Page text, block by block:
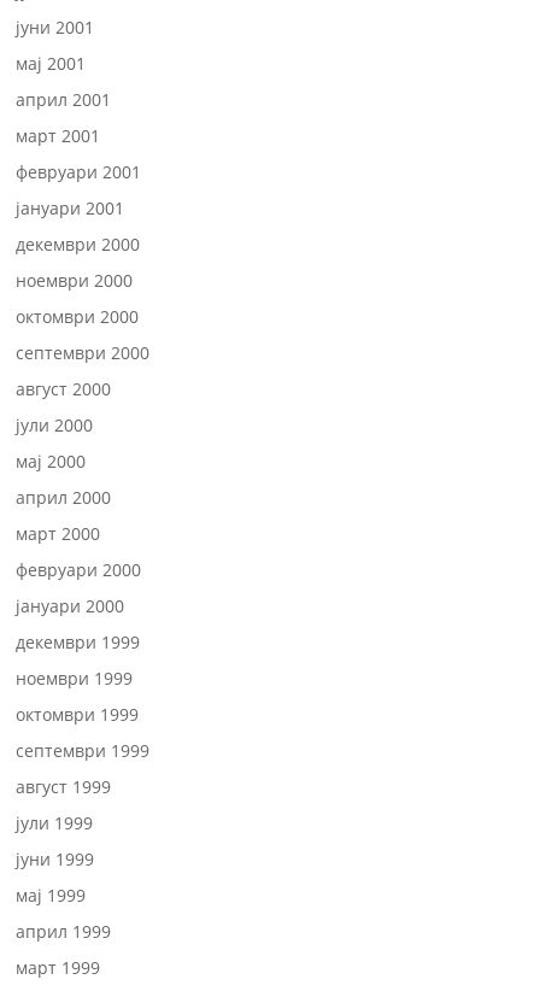
јуни 2001
мај 2001
април 2001
март 2001
февруари 2001
јануари 2001
декември 2000
ноември 2000
октомври 2000
септември 2000
август 2000
јули 2000
мај 2000
април 2000
март 2000
февруари 2000
јануари 2000
декември 1999
ноември 1999
октомври 1999
септември 1999
август 1999
јули 1999
јуни 1999
мај 1999
април 1999
март 1999